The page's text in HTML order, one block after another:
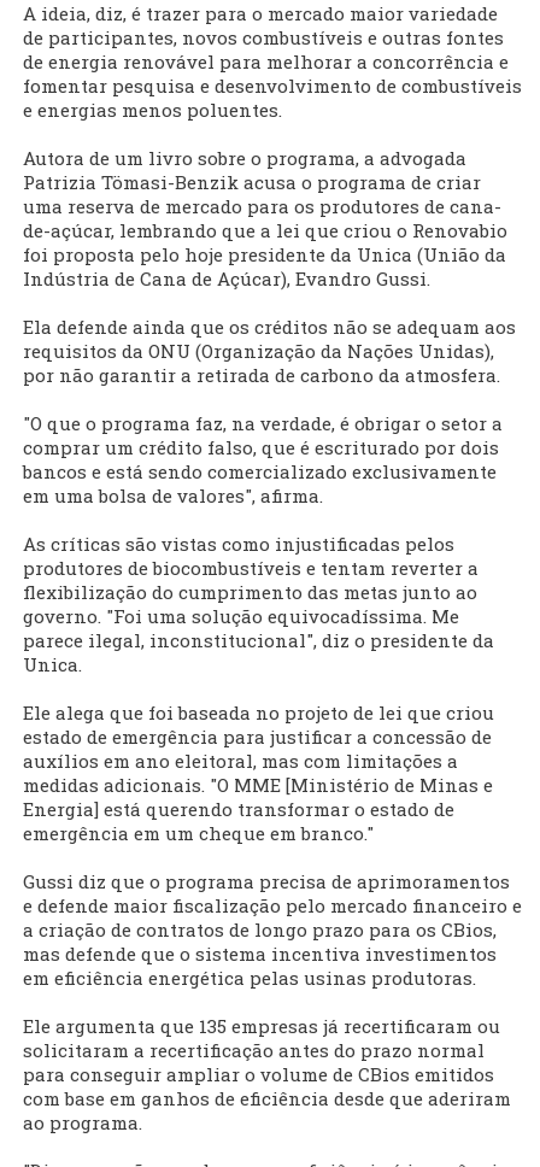
A ideia, diz, é trazer para o mercado maior variedade
de participantes, novos combustíveis e outras fontes
de energia renovável para melhorar a concorrência e
fomentar pesquisa e desenvolvimento de combustíveis
e energias menos poluentes.
Autora de um livro sobre o programa, a advogada
Patrizia Tömasi-Benzik acusa o programa de criar
uma reserva de mercado para os produtores de cana-
de-açúcar, lembrando que a lei que criou o Renovabio
foi proposta pelo hoje presidente da Unica (União da
Indústria de Cana de Açúcar), Evandro Gussi.
Ela defende ainda que os créditos não se adequam aos
requisitos da ONU (Organização da Nações Unidas),
por não garantir a retirada de carbono da atmosfera.
"O que o programa faz, na verdade, é obrigar o setor a
comprar um crédito falso, que é escriturado por dois
bancos e está sendo comercializado exclusivamente
em uma bolsa de valores", afirma.
As críticas são vistas como injustificadas pelos
produtores de biocombustíveis e tentam reverter a
flexibilização do cumprimento das metas junto ao
governo. "Foi uma solução equivocadíssima. Me
parece ilegal, inconstitucional", diz o presidente da
Unica.
Ele alega que foi baseada no projeto de lei que criou
estado de emergência para justificar a concessão de
auxílios em ano eleitoral, mas com limitações a
medidas adicionais. "O MME [Ministério de Minas e
Energia] está querendo transformar o estado de
emergência em um cheque em branco."
Gussi diz que o programa precisa de aprimoramentos
e defende maior fiscalização pelo mercado financeiro e
a criação de contratos de longo prazo para os CBios,
mas defende que o sistema incentiva investimentos
em eficiência energética pelas usinas produtoras.
Ele argumenta que 135 empresas já recertificaram ou
solicitaram a recertificação antes do prazo normal
para conseguir ampliar o volume de CBios emitidos
com base em ganhos de eficiência desde que aderiram
ao programa.